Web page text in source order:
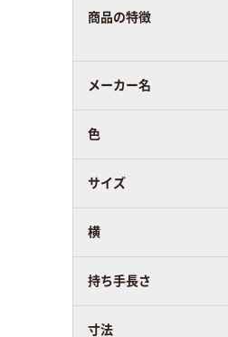
エンボス加工
アスクル商品環境
スコア
商品の特徴
メーカー名
色
サイズ
横
持ち手長さ
寸法